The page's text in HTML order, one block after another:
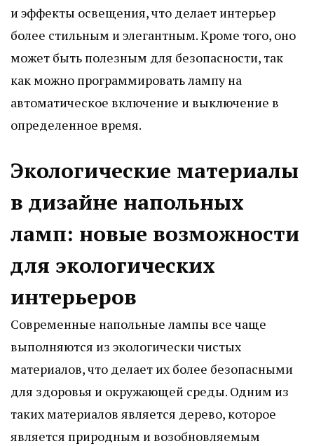
и эффекты освещения, что делает интерьер
более стильным и элегантным. Кроме того, оно
может быть полезным для безопасности, так
как можно программировать лампу на
автоматическое включение и выключение в
определенное время.
Экологические материалы
в дизайне напольных
ламп: новые возможности
для экологических
интерьеров
Современные напольные лампы все чаще
выполняются из экологически чистых
материалов, что делает их более безопасными
для здоровья и окружающей среды. Одним из
таких материалов является дерево, которое
является природным и возобновляемым